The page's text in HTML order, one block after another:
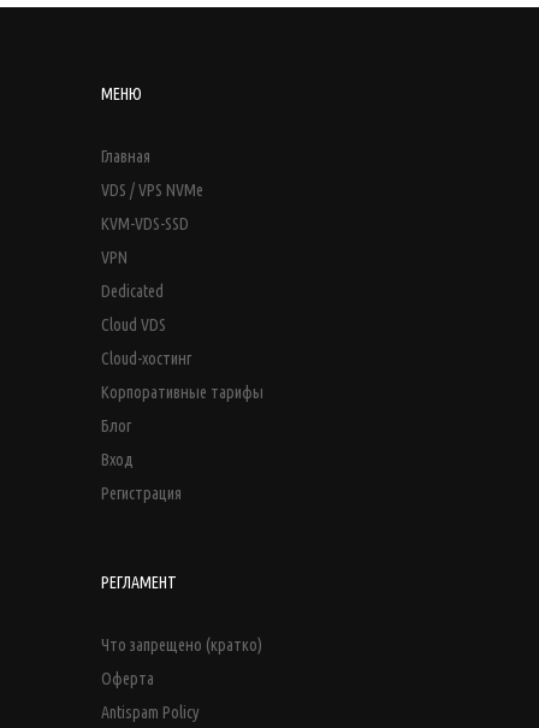
МЕНЮ
Главная
VDS / VPS NVMe
KVM-VDS-SSD
VPN
Dedicated
Cloud VDS
Cloud-хостинг
Корпоративные тарифы
Блог
Вход
Регистрация
РЕГЛАМЕНТ
Что запрещено (кратко)
Оферта
Antispam Policy